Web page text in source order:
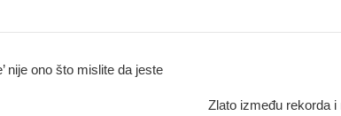
nije ono što mislite da jeste
Zlato između rekorda